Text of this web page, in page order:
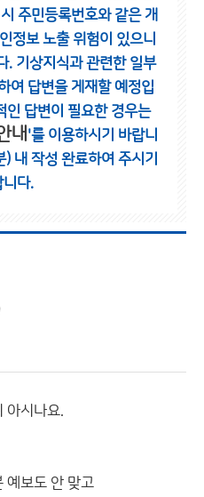
주민등록번호와 같은 개
정보 노출 위험이 있으니
. 기상지식과 관련한 일부
여 답변을 게재할 예정입
답변이 필요한 경우는
내 '를 이용하시기 바랍니
내 작성 완료하여 주시기
니다.
아시나요.
예보도 안 맞고